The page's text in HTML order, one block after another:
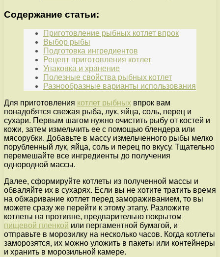
Содержание статьи:
Приготовление рыбных котлет впрок
Выбор рыбы
Подготовка ингредиентов
Рецепт приготовления котлет
Упаковка и хранение
Полезные свойства рыбных котлет
Разнообразные варианты использования
Для приготовления котлет рыбных впрок вам
понадобятся свежая рыба, лук, яйца, соль, перец и
сухари. Первым шагом нужно очистить рыбу от костей и
кожи, затем измельчить ее с помощью блендера или
мясорубки. Добавьте в массу измельченного рыбы мелко
порубленный лук, яйца, соль и перец по вкусу. Тщательно
перемешайте все ингредиенты до получения
однородной массы.
Далее, сформируйте котлеты из полученной массы и
обваляйте их в сухарях. Если вы не хотите тратить время
на обжаривание котлет перед замораживанием, то вы
можете сразу же перейти к этому этапу. Разложите
котлеты на противне, предварительно покрытом
пищевой пленкой или пергаментной бумагой, и
отправьте в морозилку на несколько часов. Когда котлеты
заморозятся, их можно уложить в пакеты или контейнеры
и хранить в морозильной камере.